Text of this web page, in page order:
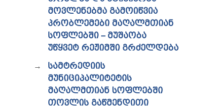
ᲢᲔᲜᲓᲔᲠᲔᲑᲘ
ᲞᲐᲠᲚᲐᲛᲔᲜᲢᲘᲡᲗᲕᲘᲡ ᲬᲐᲠᲡᲐᲓᲒᲔᲜᲘ ᲐᲜᲒᲐᲠᲘᲨᲘ
ᲡᲐᲯᲐᲠᲝ ᲘᲜᲤᲝᲠᲛᲐᲪᲘᲘᲡ ᲛᲝᲗᲮᲝᲕᲜᲐ
ᲞᲔᲠᲡᲝᲜᲐᲚᲣᲠ ᲛᲝᲜᲐᲪᲔᲛᲗᲐ ᲓᲐᲪᲕᲘᲡ
ᲡᲐᲛᲐᲠᲗᲚᲔᲑᲠᲘᲕᲘ ᲒᲐᲓᲐᲬᲧᲕᲔᲢᲘᲚᲔᲑᲔᲑᲘ
ᲒᲐᲡᲐᲩᲘᲕᲠᲔᲑᲘᲡ ᲬᲔᲡᲔᲑᲘ
ᲛᲝᲕᲚᲔᲜᲔᲑᲛᲐ ᲒᲐᲛᲝᲘᲬᲕᲘᲐ
ᲞᲠᲝᲑᲚᲔᲛᲔᲑᲘ ᲛᲐᲦᲐᲚᲛᲗᲘᲐᲜ
ᲡᲝᲤᲚᲔᲑᲨᲘ – ᲛᲣᲨᲐᲝᲑᲐ
ᲣᲬᲧᲕᲔᲢ ᲠᲔᲟᲘᲛᲨᲘ ᲒᲠᲫᲔᲚᲓᲔᲑᲐ
ᲡᲐᲛᲢᲠᲔᲓᲘᲘᲡ
ᲛᲣᲜᲘᲪᲘᲞᲐᲚᲘᲢᲔᲢᲘᲡ
ᲛᲐᲦᲐᲚᲛᲗᲘᲐᲜ ᲡᲝᲤᲚᲔᲑᲨᲘ
ᲗᲝᲕᲚᲘᲡ ᲒᲐᲬᲛᲔᲜᲓᲘᲗᲘ